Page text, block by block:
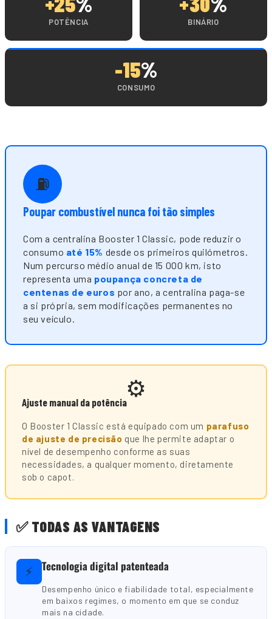
POTÊNCIA BINÁRIO
-15%
CONSUMO
⛽
Poupar combustível nunca foi tão simples
Com a centralina Booster 1 Classic, pode reduzir o
consumo até 15% desde os primeiros quilómetros.
Num percurso médio anual de 15 000 km, isto
representa uma poupança concreta de
centenas de euros por ano, a centralina paga-se
a si própria, sem modificações permanentes no
seu veículo.
⚙️
Ajuste manual da potência
O Booster 1 Classic está equipado com um parafuso
de ajuste de precisão que lhe permite adaptar o
nível de desempenho conforme as suas
necessidades, a qualquer momento, diretamente
sob o capot.
✅ TODAS AS VANTAGENS
⚡ Tecnologia digital patenteada
Desempenho único e fiabilidade total, especialmente
em baixos regimes, o momento em que se conduz
mais na cidade.